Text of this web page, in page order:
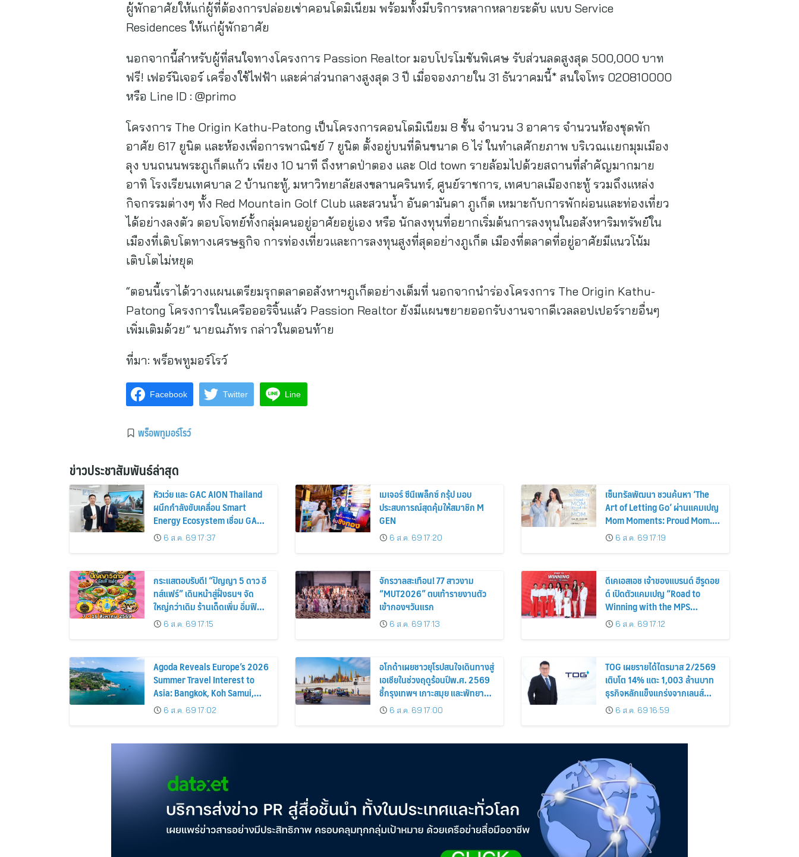
ผู้พักอาศัยให้แก่ผู้ที่ต้องการปล่อยเช่าคอนโดมิเนียม พร้อมทั้งมีบริการหลากหลายระดับ แบบ Service
Residences ให้แก่ผู้พักอาศัย
นอกจากนี้สำหรับผู้ที่สนใจทางโครงการ Passion Realtor มอบโปรโมชันพิเศษ รับส่วนลดสูงสุด 500,000 บาท
ฟรี! เฟอร์นิเจอร์ เครื่องใช้ไฟฟ้า และค่าส่วนกลางสูงสุด 3 ปี เมื่อจองภายใน 31 ธันวาคมนี้* สนใจโทร 020810000
หรือ Line ID : @primo
โครงการ The Origin Kathu-Patong เป็นโครงการคอนโดมิเนียม 8 ชั้น จํานวน 3 อาคาร จำนวนห้องชุดพัก
อาศัย 617 ยูนิต และห้องเพื่อการพาณิชย์ 7 ยูนิต ตั้งอยู่บนที่ดินขนาด 6 ไร่ ในทำเลศักยภาพ บริเวณเเยกมุมเมือง
ลุง บนถนนพระภูเก็ตแก้ว เพียง 10 นาที ถึงหาดป่าตอง และ Old town รายล้อมไปด้วยสถานที่สำคัญมากมาย
อาทิ โรงเรียนเทศบาล 2 บ้านกะทู้, มหาวิทยาลัยสงขลานครินทร์, ศูนย์ราชการ, เทศบาลเมืองกะทู้ รวมถึงแหล่ง
กิจกรรมต่างๆ ทั้ง Red Mountain Golf Club และสวนน้ำ อันดามันดา ภูเก็ต เหมาะกับการพักผ่อนและท่องเที่ยว
ได้อย่างลงตัว ตอบโจทย์ทั้งกลุ่มคนอยู่อาศัยอยู่เอง หรือ นักลงทุนที่อยากเริ่มต้นการลงทุนในอสังหาริมทรัพย์ใน
เมืองที่เติบโตทางเศรษฐกิจ การท่องเที่ยวและการลงทุนสูงที่สุดอย่างภูเก็ต เมืองที่ตลาดที่อยู่อาศัยมีแนวโน้ม
เติบโตไม่หยุด
“ตอนนี้เราได้วางแผนเตรียมรุกตลาดอสังหาฯภูเก็ตอย่างเต็มที่ นอกจากนำร่องโครงการ The Origin Kathu-
Patong โครงการในเครือออริจิ้นแล้ว Passion Realtor ยังมีแผนขยายออกรับงานจากดีเวลลอปเปอร์รายอื่นๆ
เพิ่มเติมด้วย” นายณภัทร กล่าวในตอนท้าย
ที่มา: พร็อพทูมอร์โรว์
Facebook Twitter Line
พร็อพทูมอร์โรว์
ข่าวประชาสัมพันธ์ล่าสุด
หัวเว่ย และ GAC AION Thailand
ผนึกกำลังขับเคลื่อน Smart
Energy Ecosystem เชื่อม GAC
GN8 PHEV รถยนต์ MPV ระดับ
พรีเมียม เข้ากับพลังงานแสง
6 ส.ค. 69 17:37
เมเจอร์ ซีนีเพล็กซ์ กรุ้ป มอบ
ประสบการณ์สุดคุ้มให้สมาชิก M
GEN
6 ส.ค. 69 17:20
เซ็นทรัลพัฒนา ชวนค้นหา ‘The
Art of Letting Go’ ผ่านแคมเปญ
Mom Moments: Proud Mom.
Proud of My Mom.
6 ส.ค. 69 17:19
กระแสตอบรับดี! “ปัญญา 5 ดาว อี
ทส์แฟร์” เดินหน้าสู่ฝั่งธนฯ จัด
ใหญ่กว่าเดิม ร้านเด็ดเพิ่ม อิ่มฟิน
10 วันเต็ม!
6 ส.ค. 69 17:15
จักรวาลสะเทือน! 77 สาวงาม
“MUT2026” ตบเท้ารายงานตัว
เข้ากองฯวันแรก
6 ส.ค. 69 17:13
ดีเคเอสเอช เจ้าของแบรนด์ ฮีรูดอย
ด์ เปิดตัวแคมเปญ “Road to
Winning with the MPS
Science”
6 ส.ค. 69 17:12
Agoda Reveals Europe’s 2026
Summer Travel Interest to
Asia: Bangkok, Koh Samui,
and Pattaya Among the Top
Cities
6 ส.ค. 69 17:02
อโกด้าเผยชาวยุโรปสนใจเดินทางสู่
เอเชียในช่วงฤดูร้อนปีพ.ศ. 2569
ชี้กรุงเทพฯ เกาะสมุย และพัทยา
ติดอันดับเมืองยอดนิยม
6 ส.ค. 69 17:00
TOG เผยรายได้ไตรมาส 2/2569
เติบโต 14% แตะ 1,003 ล้านบาท
ธุรกิจหลักแข็งแกร่งจากเลนส์
มูลค่าเพิ่ม และการขยายตลาดต่าง
ประเทศ พร้อมเดินหน้าลงทุนเพื่อ
6 ส.ค. 69 16:59